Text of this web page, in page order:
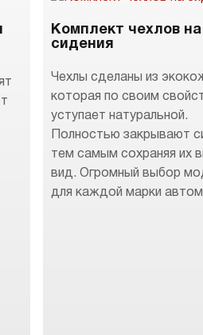
Комплект чехлов на
сидения
Чехлы сделаны из
которая по своим
уступает натуральной.
Полностью закрывают
тем самым сохраняя их
вид. Огромный выбор
для каждой марки